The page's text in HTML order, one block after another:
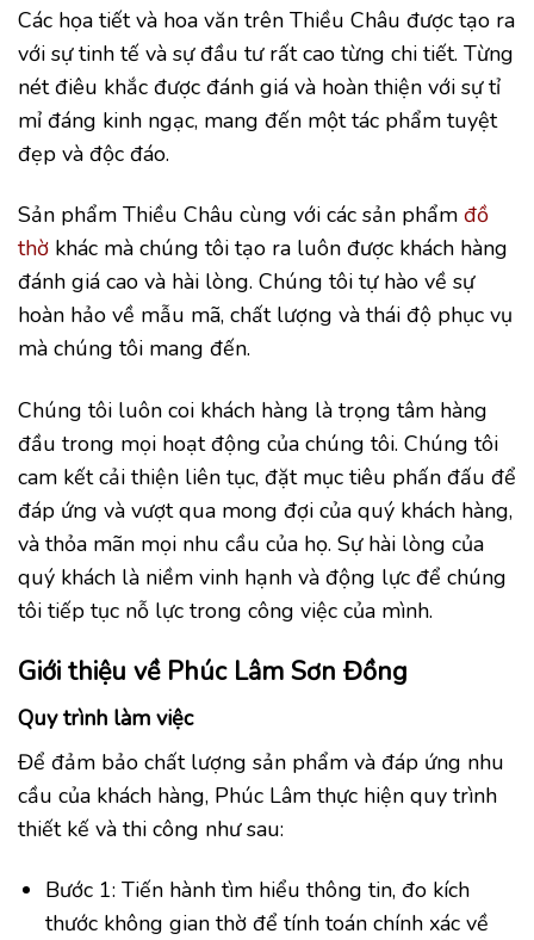
Các họa tiết và hoa văn trên Thiều Châu được tạo ra
với sự tinh tế và sự đầu tư rất cao từng chi tiết. Từng
nét điêu khắc được đánh giá và hoàn thiện với sự tỉ
mỉ đáng kinh ngạc, mang đến một tác phẩm tuyệt
đẹp và độc đáo.
Sản phẩm Thiều Châu cùng với các sản phẩm đồ
thờ khác mà chúng tôi tạo ra luôn được khách hàng
đánh giá cao và hài lòng. Chúng tôi tự hào về sự
hoàn hảo về mẫu mã, chất lượng và thái độ phục vụ
mà chúng tôi mang đến.
Chúng tôi luôn coi khách hàng là trọng tâm hàng
đầu trong mọi hoạt động của chúng tôi. Chúng tôi
cam kết cải thiện liên tục, đặt mục tiêu phấn đấu để
đáp ứng và vượt qua mong đợi của quý khách hàng,
và thỏa mãn mọi nhu cầu của họ. Sự hài lòng của
quý khách là niềm vinh hạnh và động lực để chúng
tôi tiếp tục nỗ lực trong công việc của mình.
Giới thiệu về Phúc Lâm Sơn Đồng
Quy trình làm việc
Để đảm bảo chất lượng sản phẩm và đáp ứng nhu
cầu của khách hàng, Phúc Lâm thực hiện quy trình
thiết kế và thi công như sau:
Bước 1: Tiến hành tìm hiểu thông tin, đo kích
thước không gian thờ để tính toán chính xác về